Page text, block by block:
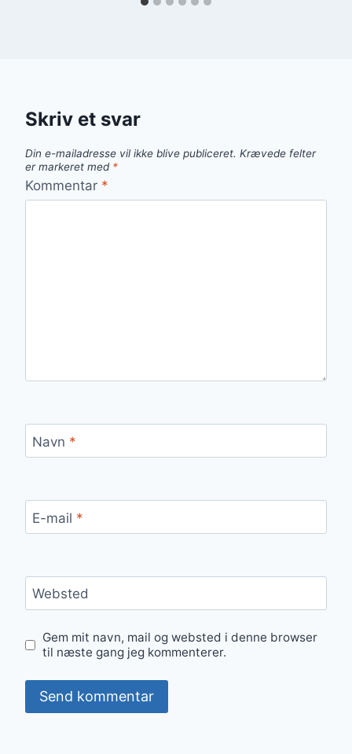
Skriv et svar
Din e-mailadresse vil ikke blive publiceret. Krævede felter
er markeret med *
Kommentar *
Navn *
E-mail *
Websted
Gem mit navn, mail og websted i denne browser
til næste gang jeg kommenterer.